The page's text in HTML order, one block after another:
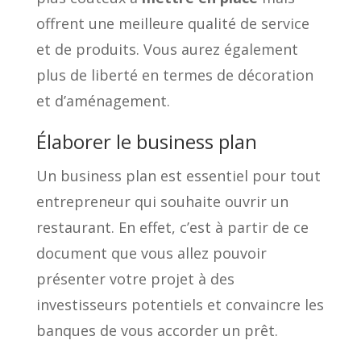
offrent une meilleure qualité de service
et de produits. Vous aurez également
plus de liberté en termes de décoration
et d’aménagement.
Élaborer le business plan
Un business plan est essentiel pour tout
entrepreneur qui souhaite ouvrir un
restaurant. En effet, c’est à partir de ce
document que vous allez pouvoir
présenter votre projet à des
investisseurs potentiels et convaincre les
banques de vous accorder un prêt.